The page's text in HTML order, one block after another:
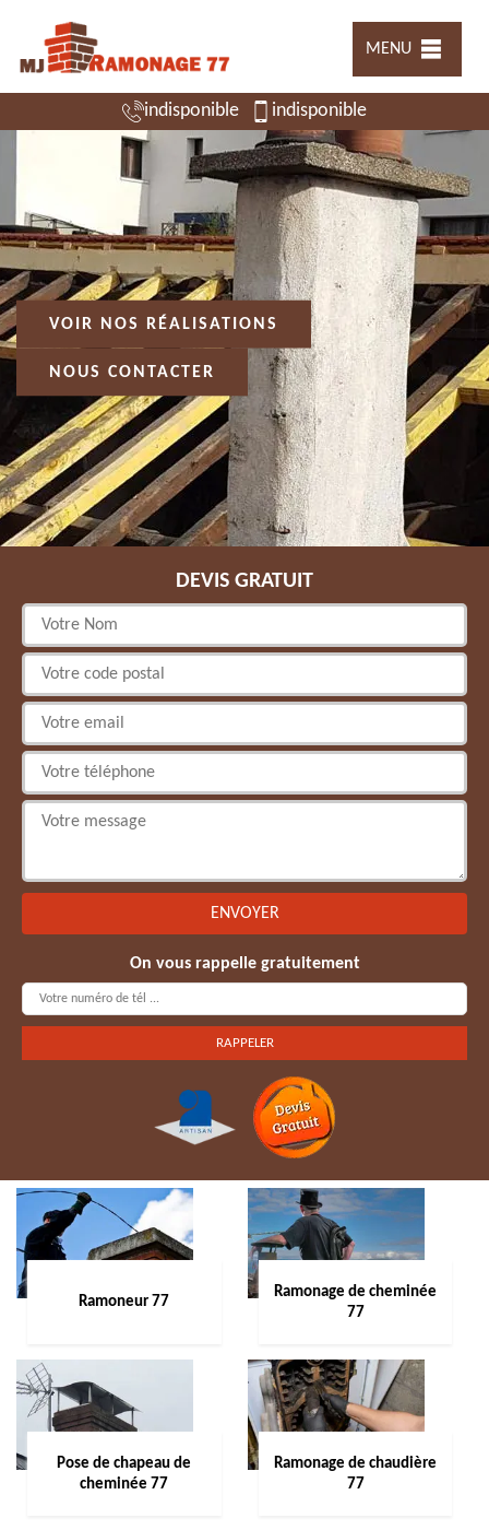
MENU
indisponible indisponible
VOIR NOS RÉALISATIONS
NOUS CONTACTER
DEVIS GRATUIT
On vous rappelle gratuitement
Ramoneur 77
Ramonage de cheminée
77
Pose de chapeau de
cheminée 77
Ramonage de chaudière
77